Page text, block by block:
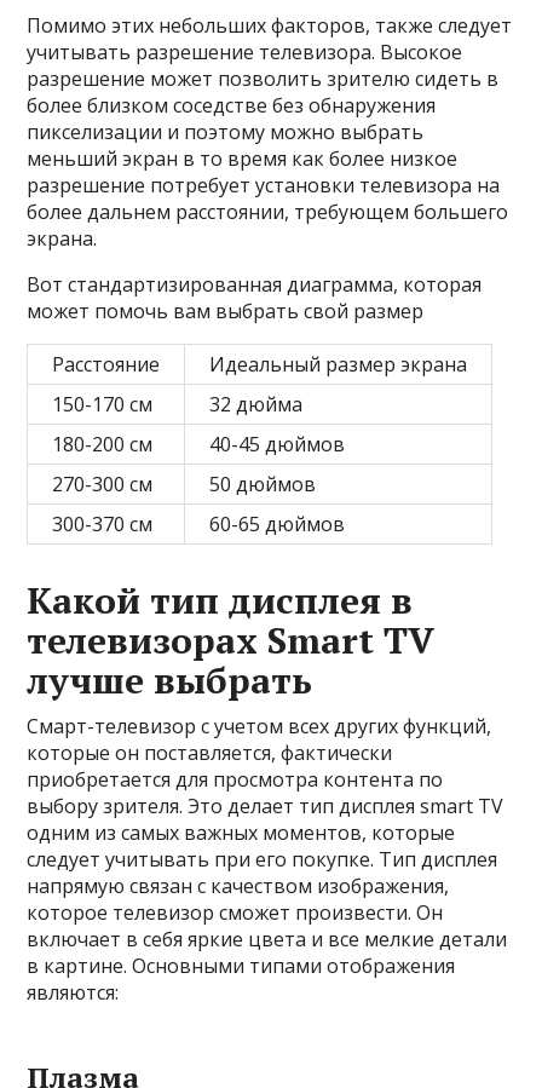
Помимо этих небольших факторов, также следует
учитывать разрешение телевизора. Высокое
разрешение может позволить зрителю сидеть в
более близком соседстве без обнаружения
пикселизации и поэтому можно выбрать
меньший экран в то время как более низкое
разрешение потребует установки телевизора на
более дальнем расстоянии, требующем большего
экрана.
Вот стандартизированная диаграмма, которая
может помочь вам выбрать свой размер
Расстояние
Идеальный размер экрана
150-170 см
32 дюйма
180-200 см
40-45 дюймов
270-300 см
50 дюймов
300-370 см
60-65 дюймов
Какой тип дисплея в
телевизорах Smart TV
лучше выбрать
Смарт-телевизор с учетом всех других функций,
которые он поставляется, фактически
приобретается для просмотра контента по
выбору зрителя. Это делает тип дисплея smart TV
одним из самых важных моментов, которые
следует учитывать при его покупке. Тип дисплея
напрямую связан с качеством изображения,
которое телевизор сможет произвести. Он
включает в себя яркие цвета и все мелкие детали
в картине. Основными типами отображения
являются:
Плазма